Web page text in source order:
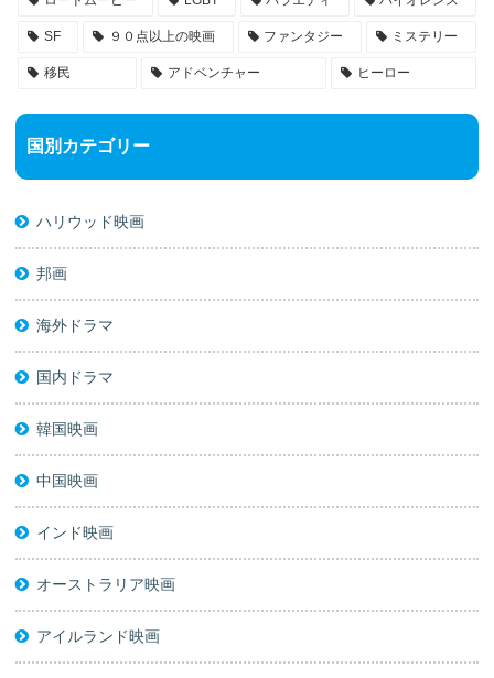
SF ９０点以上の映画 ファンタジー ミステリー
移民 アドベンチャー ヒーロー
国別カテゴリー
ハリウッド映画
邦画
海外ドラマ
国内ドラマ
韓国映画
中国映画
インド映画
オーストラリア映画
アイルランド映画